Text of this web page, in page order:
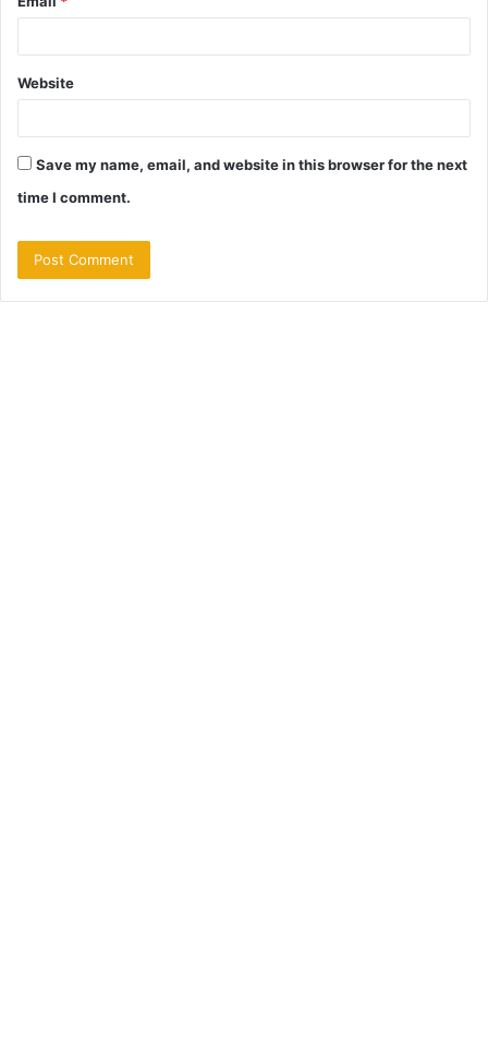
Website
Save my name, email, and website in this browser for the next
time I comment.